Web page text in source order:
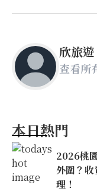
欣旅遊
查看所
本日熱門
2026桃
外圍？
理！